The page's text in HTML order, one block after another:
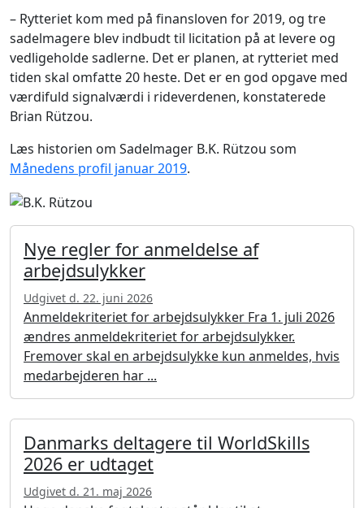
– Rytteriet kom med på finansloven for 2019, og tre
sadelmagere blev indbudt til licitation på at levere og
vedligeholde sadlerne. Det er planen, at rytteriet med
tiden skal omfatte 20 heste. Det er en god opgave med
værdifuld signalværdi i rideverdenen, konstaterede
Brian Rützou.
Læs historien om Sadelmager B.K. Rützou som
Månedens profil januar 2019.
Nye regler for anmeldelse af
arbejdsulykker
Udgivet d. 22. juni 2026
Anmeldekriteriet for arbejdsulykker Fra 1. juli 2026
ændres anmeldekriteriet for arbejdsulykker.
Fremover skal en arbejdsulykke kun anmeldes, hvis
medarbejderen har ...
Danmarks deltagere til WorldSkills
2026 er udtaget
Udgivet d. 21. maj 2026